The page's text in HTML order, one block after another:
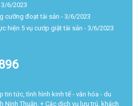
3/6/2023
cưỡng đoạt tài sản - 3/6/2023
hiện 5 vụ cướp giật tài sản - 3/6/2023
tin tức, tình hình kinh tế - văn hóa - du
Ninh Thuận. + Các dịch vụ lưu trú, khách